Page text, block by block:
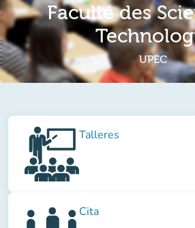
Faculté des
UPEC
Talleres
Cita